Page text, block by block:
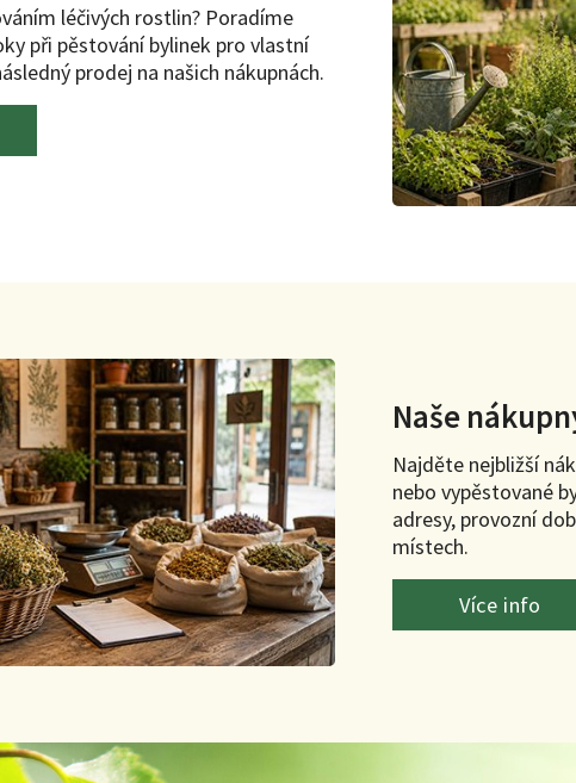
léčivých rostlin? Poradíme
při pěstování bylinek pro vlastní
prodej na našich nákupnách.
Naše
Najděte nejbližší
nebo vypěstované
adresy, provozní
místech.
Více info